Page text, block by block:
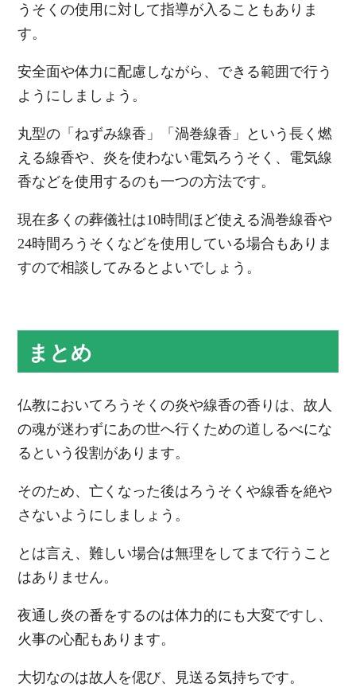
うそくの使用に対して指導が入ることもありま
す。
安全面や体力に配慮しながら、できる範囲で行う
ようにしましょう。
丸型の「ねずみ線香」「渦巻線香」という長く燃
える線香や、炎を使わない電気ろうそく、電気線
香などを使用するのも一つの方法です。
現在多くの葬儀社は10時間ほど使える渦巻線香や
24時間ろうそくなどを使用している場合もありま
すので相談してみるとよいでしょう。
まとめ
仏教においてろうそくの炎や線香の香りは、故人
の魂が迷わずにあの世へ行くための道しるべにな
るという役割があります。
そのため、亡くなった後はろうそくや線香を絶や
さないようにしましょう。
とは言え、難しい場合は無理をしてまで行うこと
はありません。
夜通し炎の番をするのは体力的にも大変ですし、
火事の心配もあります。
大切なのは故人を偲び、見送る気持ちです。